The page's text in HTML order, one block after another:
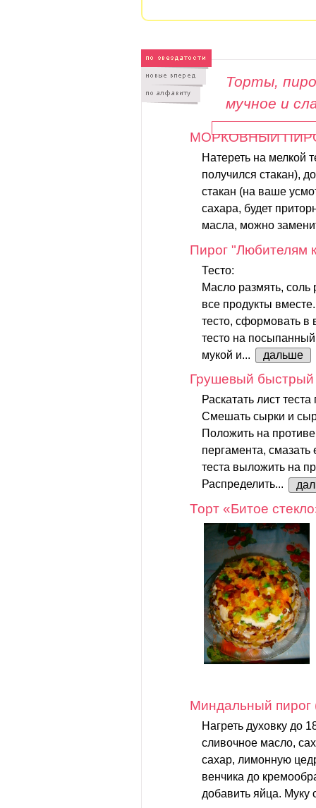
Торты,
мучное и
МОРКОВНЫЙ
Натереть на мелкой
получился стакан),
стакан (на ваше
сахара, будет
масла, можно
Пирог "Любителям
Тесто:
Масло размять, соль
все продукты
тесто, сформовать в
тесто на
мукой и...
дальше
Грушевый быстрый
Раскатать лист
Смешать сырки и
Положить на
пергамента,
теста выложить на
Распределить...
Торт «Битое
Миндальный пирог
Нагреть духовку до
сливочное масло,
сахар, лимонную
венчика до
добавить яйца. Муку